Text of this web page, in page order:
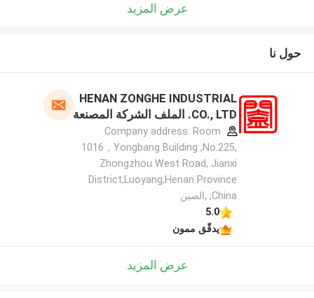
عرض المزيد
حول نا
HENAN ZONGHE INDUSTRIAL
CO., LTD. الملف الشركة المصنعة
Company address: Room
1016，Yongbang Building ,No.225,
Zhongzhou West Road, Jianxi
District,Luoyang,Henan Province
,China ,الصين
5.0
يدقّق ممون
عرض المزيد